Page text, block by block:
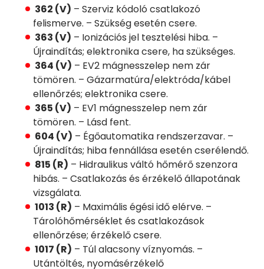
362 (V) – Szerviz kódoló csatlakozó
felismerve. – Szükség esetén csere.
363 (V) – Ionizációs jel tesztelési hiba. –
Újraindítás; elektronika csere, ha szükséges.
364 (V) – EV2 mágnesszelep nem zár
tömören. – Gázarmatúra/elektróda/kábel
ellenőrzés; elektronika csere.
365 (V) – EV1 mágnesszelep nem zár
tömören. – Lásd fent.
604 (V) – Égőautomatika rendszerzavar. –
Újraindítás; hiba fennállása esetén cserélendő.
815 (R) – Hidraulikus váltó hőmérő szenzora
hibás. – Csatlakozás és érzékelő állapotának
vizsgálata.
1013 (R) – Maximális égési idő elérve. –
Tárolóhőmérséklet és csatlakozások
ellenőrzése; érzékelő csere.
1017 (R) – Túl alacsony víznyomás. –
Utántöltés, nyomásérzékelő